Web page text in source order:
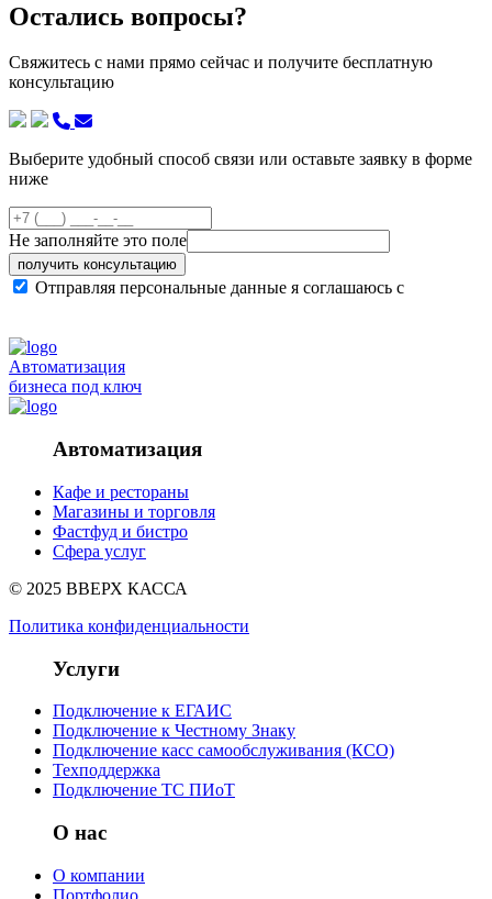
Остались вопросы?
Свяжитесь с нами прямо сейчас и получите бесплатную
консультацию
Выберите удобный способ связи или оставьте заявку в форме
ниже
Не заполняйте это поле
получить консультацию
Отправляя персональные данные я соглашаюсь с
Автоматизация
бизнеса под ключ
Автоматизация
Кафе и рестораны
Магазины и торговля
Фастфуд и бистро
Сфера услуг
© 2025 ВВЕРХ КАССА
Политика конфиденциальности
Услуги
Подключение к ЕГАИС
Подключение к Честному Знаку
Подключение касс самообслуживания (КСО)
Техподдержка
Подключение ТС ПИоТ
О нас
О компании
Портфолио